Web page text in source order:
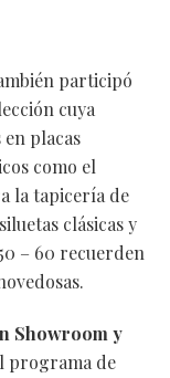
participó
cuya
placas
como el
la tapicería de
clásicas y
– 60 recuerden
Showroom y
programa de